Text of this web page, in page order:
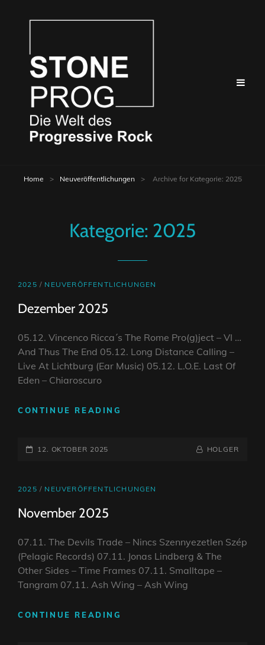
Home > Neuveröffentlichungen > Archive for Kategorie: 2025
Kategorie: 2025
CAT
2025 / NEUVERÖFFENTLICHUNGEN
Dezember 2025
05.12. Vincenco Ricca´s The Rome Pro(g)ject – VI …
And Thus The End 05.12. Long Distance Calling –
Live At Lichtburg (Ear Music) 05.12. L.O.E. Last Of
Eden – Chiaroscuro
CONTINUE READING
POSTED-
12. OKTOBER 2025
BY
BYLINE
HOLGER
CAT
2025 / NEUVERÖFFENTLICHUNGEN
November 2025
07.11. The Devils Trade – Nincs Szennyezetlen Szép
(Pelagic Records) 07.11. Jonas Lindberg & The
Other Sides – Time Frames 07.11. Smalltape –
Tangram 07.11. Ash Wing – Ash Wing
CONTINUE READING